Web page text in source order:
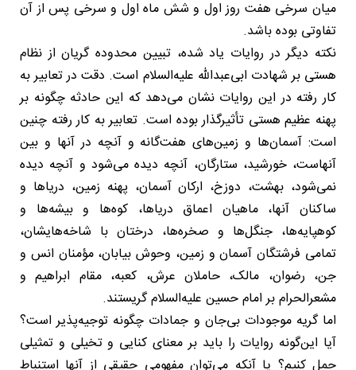
میان سرخی هفت روز اول و شش ماه اول و سرخی پس از آن
تفاوتی بوده باشد.
نکته دیگر در روایات یاد شده، تبیین محدوده گریان از نظام
هستی بر شهادت ابی‌عبدالله علیه‌السلام است. دقت در تعابیر به
کار رفته در این روایات نشان می‌دهد که این حادثه چگونه بر
پهنه عظیم هستی تأثیرگذار بوده است. تعابیر به کار رفته چنین
است: آسمان‌ها و زمین‌های هفت‌گانه و آنچه در آنها و بین
آنهاست، خورشید، ستارگان، آنچه دیده می‌شود و آنچه دیده
نمی‌شود، بهشت، دوزخ، ارکان آسمان، پهنه زمین، دریاها و
ساکنان آنها، ماهیان اعماق دریاها، کوه‌ها و بیشه‌ها و
کوهپایه‌ها، جنگل‌ها و صخره‌ها، درختان با شاخه‌هایشان،
تمامی فرشتگان آسمان و زمین، وحوش بیابان، مؤمنان انس و
جن، رضوان، مالک، حاملان عرش، کعبه، مقام ابراهیم و
مشعرالحرام بر امام حسین علیه‌السلام گریستند.
اما گریه موجودات بی‌جان و جمادات چگونه توجیه‌پذیر است؟
آیا این‌گونه روایات را باید بر معنای کنایی و تخیلی و تمثیلی
حمل کنیم؟ یا آنکه می‌توان مفهومی حقیقی از آنها استنباط